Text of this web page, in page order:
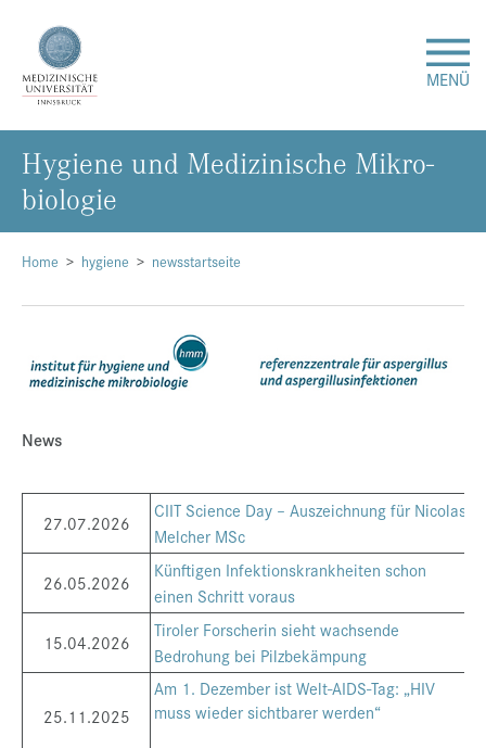
MENÜ
Forschung
Studium & Lehre
Über uns
Presse
Jobs
Kontakt
Datenschutz
Service-Links
de |en
Home hygiene newsstartseite
News
27.07.2026
CIIT Science Day – Auszeichnung für Nicolas
Melcher MSc
26.05.2026
Künftigen Infektionskrankheiten schon
einen Schritt voraus
15.04.2026
Tiroler Forscherin sieht wachsende
Bedrohung bei Pilzbekämpung
25.11.2025
Am 1. Dezember ist Welt-AIDS-Tag: „HIV
muss wieder sichtbarer werden“
Hy­gie­ne und Me­di­zi­ni­sche Mi­kro­
bio­lo­gie